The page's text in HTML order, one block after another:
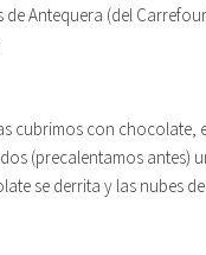
de Antequera (del
cubrimos con chocolate,
(precalentamos antes)
se derrita y las nubes